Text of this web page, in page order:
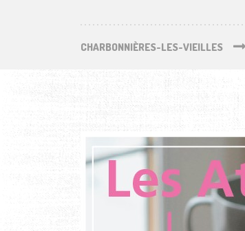
CHARBONNIÈRES-LES-VIEILLES